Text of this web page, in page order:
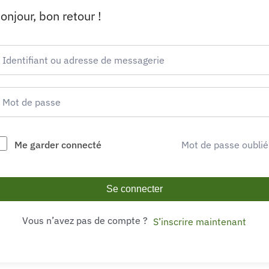
bon retour !
Me garder connecté Mot de passe
Se connecter
Vous n’avez pas de compte ? S’inscrire maintenant